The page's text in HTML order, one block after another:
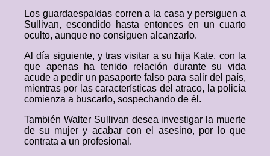
Los guardaespaldas corren a la casa y persiguen a
Sullivan, escondido hasta entonces en un cuarto
oculto, aunque no consiguen alcanzarlo.
Al día siguiente, y tras visitar a su hija Kate, con la
que apenas ha tenido relación durante su vida
acude a pedir un pasaporte falso para salir del país,
mientras por las características del atraco, la policía
comienza a buscarlo, sospechando de él.
También Walter Sullivan desea investigar la muerte
de su mujer y acabar con el asesino, por lo que
contrata a un profesional.